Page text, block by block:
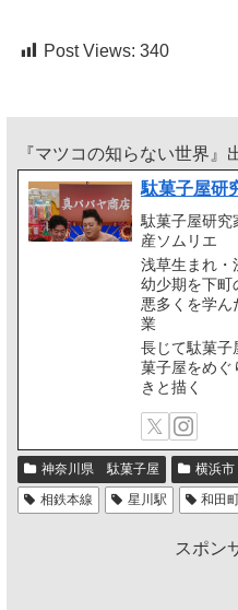
Post Views: 340
『マツコの知らない世界』
駄菓子屋研
駄菓子屋研究
産ソムリエ
浅草生まれ・
幼少期を下町
悪多くを学ん
業
長じて駄菓子
菓子屋をめぐ
きと描く
神奈川県 駄菓子屋
横浜
相鉄本線
星川駅 和田
スポン